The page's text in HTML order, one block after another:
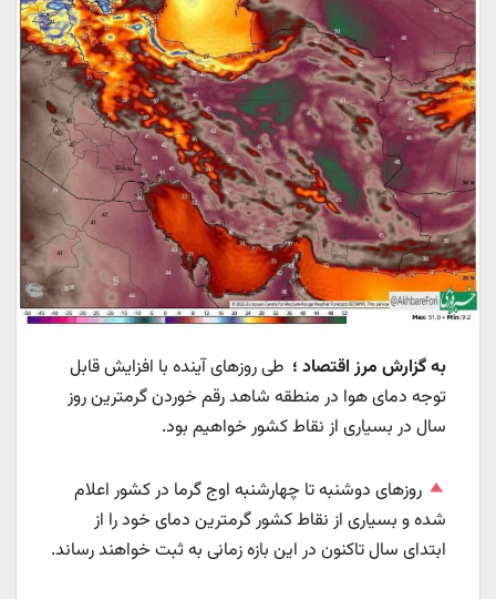
به گزارش مرز اقتصاد ؛ طی روزهای آینده با افزایش قابل
توجه دمای هوا در منطقه شاهد رقم خوردن گرمترین روز
سال در بسیاری از نقاط کشور خواهیم بود.
روزهای دوشنبه تا چهارشنبه اوج گرما در کشور اعلام
شده و بسیاری از نقاط کشور گرمترین دمای خود را از
ابتدای سال تاکنون در این بازه زمانی به ثبت خواهند رساند.